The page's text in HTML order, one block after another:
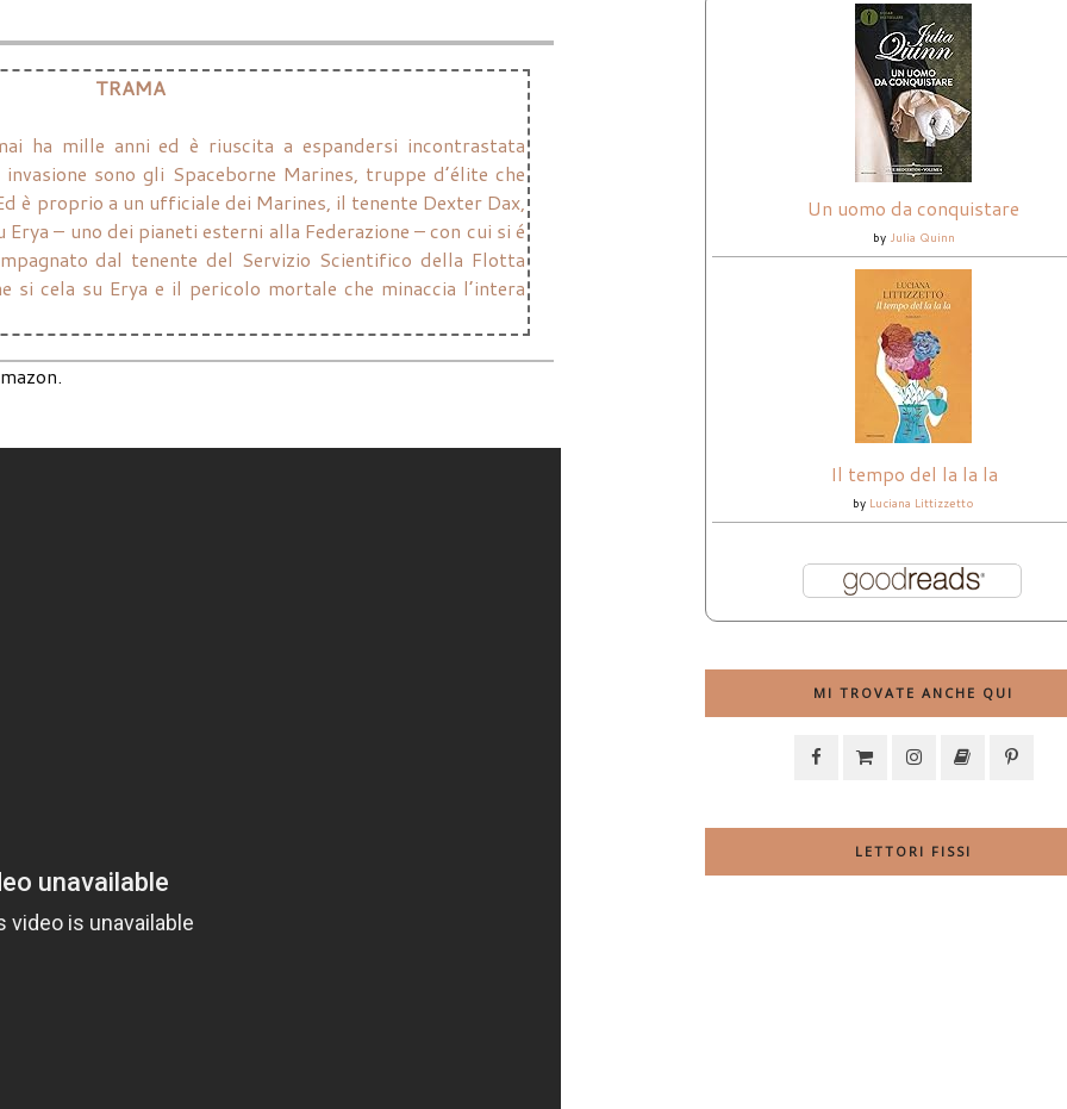
TRAMA
ha mille anni ed è riuscita a espandersi incontrastata
sono gli Spaceborne Marines, truppe d’élite che
è proprio a un ufficiale dei Marines, il tenente Dexter Dax,
– uno dei pianeti esterni alla Federazione – con cui si é
dal tenente del Servizio Scientifico della Flotta
si cela su Erya e il pericolo mortale che minaccia l’intera
Un uomo da conquistare
by Julia Quinn
Il tempo del la la la
by Luciana Littizzetto
MI TROVATE ANCHE QUI
LETTORI FISSI